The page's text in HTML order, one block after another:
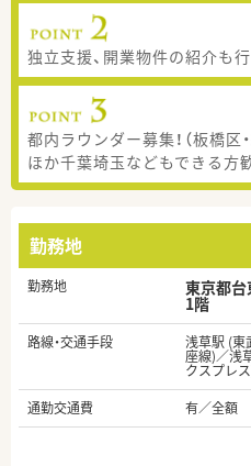
独立支援、開業物件の紹介も
都内ラウンダー募集！（板橋区
ほか千葉埼玉などもできる方
勤務地
勤務地 東京都
1階
路線・交通手段 浅草駅 (東
座線)／浅
クスプレ
通勤交通費
有／全額